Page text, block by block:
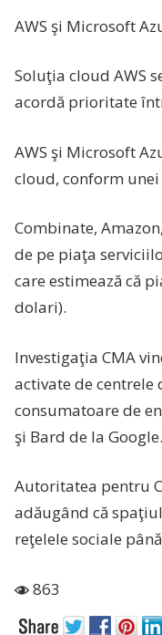
AWS şi Microsoft
Soluţia cloud AWS
acordă prioritate
AWS şi Microsoft
cloud, conform
Combinate,
de pe piaţa
care estimează că
dolari).
Investigaţia CMA
activate de centrele
consumatoare de
şi Bard de la Google.
Autoritatea pentru
adăugând că
reţelele sociale
863